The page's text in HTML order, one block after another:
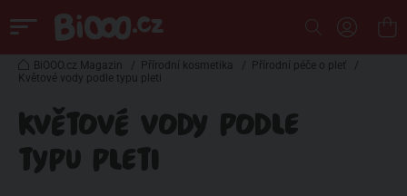
BiOOO.cz Magazin / Přírodní kosmetika / Přírodní péče o pleť
/
Květové vody podle typu pleti
KVĚTOVÉ VODY PODLE
TYPU PLETI